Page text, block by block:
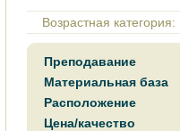
Возрастная категория:
Преподавание
Материальная база
Расположение
Цена/качество